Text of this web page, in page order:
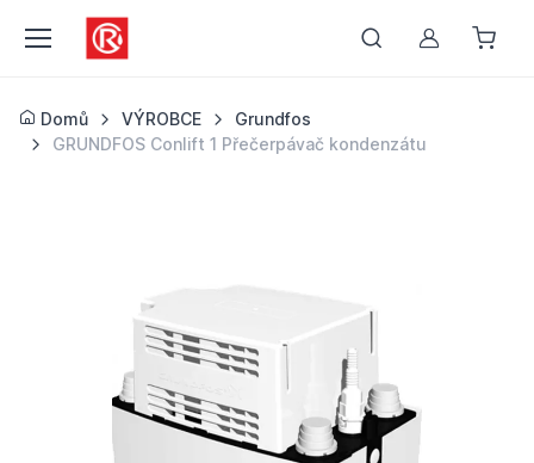
Můj účet
Domů VÝROBCE
Grundfos
GRUNDFOS Conlift 1 Přečerpávač kondenzátu